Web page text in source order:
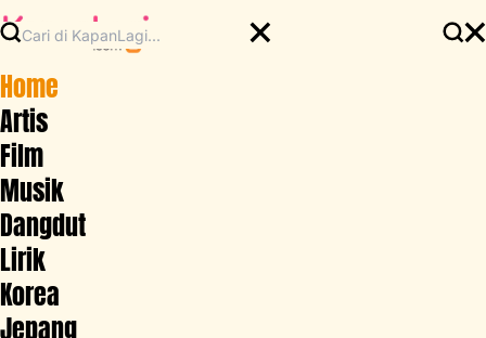
Home
Artis
Film
Musik
Dangdut
Lirik
Korea
Jepang